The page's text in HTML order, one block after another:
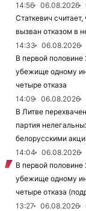
14:56
06.08.2026
Статкевич
вызван отказом в
14:33
06.08.2026
В первой половине
убежище одному
четыре отказа
14:09
06.08.2026
В Литве
партия
белорусскими
14:04
06.08.2026
В первой половине
убежище одному
четыре отказа
13:27
06.08.2026